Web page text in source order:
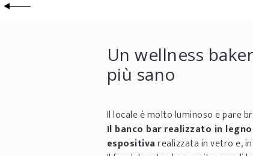
Un wellness
più sano
Il locale è molto luminoso e pare
Il banco bar realizzato in
espositivarealizzata in vetro e,